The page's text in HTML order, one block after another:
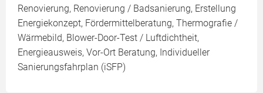
Renovierung, Renovierung / Badsanierung, Erstellung
Energiekonzept, Fördermittelberatung, Thermografie /
Wärmebild, Blower-Door-Test / Luftdichtheit,
Energieausweis, Vor-Ort Beratung, Individueller
Sanierungsfahrplan (iSFP)